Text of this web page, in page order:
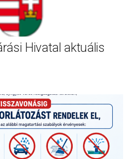
Hivatal aktuális